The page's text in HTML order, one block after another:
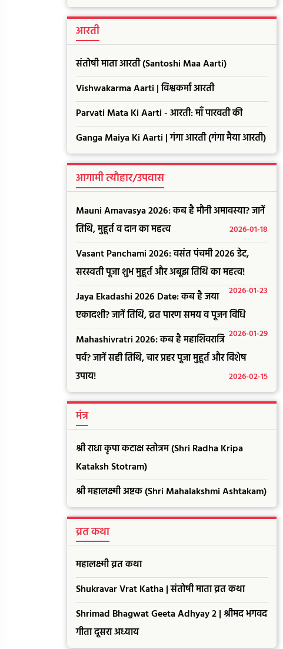
आरती
संतोषी माता आरती (Santoshi Maa Aarti)
Vishwakarma Aarti | विश्वकर्मा आरती
Parvati Mata Ki Aarti - आरती: माँ पारवती की
Ganga Maiya Ki Aarti | गंगा आरती (गंगा मैया आरती)
आगामी त्यौहार/उपवास
Mauni Amavasya 2026: कब है मौनी अमावस्या? जानें
तिथि, मुहूर्त व दान का महत्व
2026-01-18
Vasant Panchami 2026: वसंत पंचमी 2026 डेट,
सरस्वती पूजा शुभ मुहूर्त और अबूझ तिथि का महत्व!
2026-01-23
Jaya Ekadashi 2026 Date: कब है जया
एकादशी? जानें तिथि, व्रत पारण समय व पूजन विधि
2026-01-29
Mahashivratri 2026: कब है महाशिवरात्रि
पर्व? जानें सही तिथि, चार प्रहर पूजा मुहूर्त और विशेष
उपाय!
2026-02-15
मंत्र
श्री राधा कृपा कटाक्ष स्तोत्रम (Shri Radha Kripa
Kataksh Stotram)
श्री महालक्ष्मी अष्टक (Shri Mahalakshmi Ashtakam)
व्रत कथा
महालक्ष्मी व्रत कथा
Shukravar Vrat Katha | संतोषी माता व्रत कथा
Shrimad Bhagwat Geeta Adhyay 2 | श्रीमद भगवद
गीता दूसरा अध्याय